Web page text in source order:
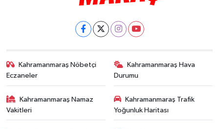
Kahramanmaraş Nöbetçi
Eczaneler
Kahramanmaraş Hava
Durumu
Kahramanmaraş Namaz
Vakitleri
Kahramanmaraş Trafik
Yoğunluk Haritası